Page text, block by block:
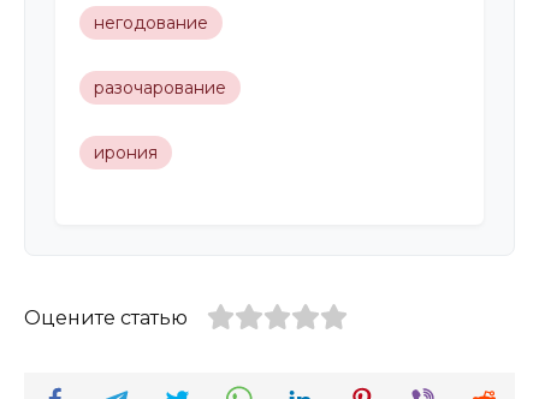
негодование
разочарование
ирония
Оцените статью